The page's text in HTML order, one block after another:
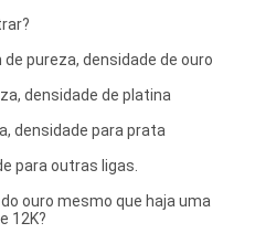
pureza, densidade de ouro
densidade de platina
densidade para prata
para outras ligas.
ouro mesmo que haja uma
12K?